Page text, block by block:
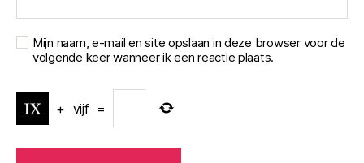
Mijn naam, e-mail en site opslaan in deze browser voor de
volgende keer wanneer ik een reactie plaats.
+ vijf =